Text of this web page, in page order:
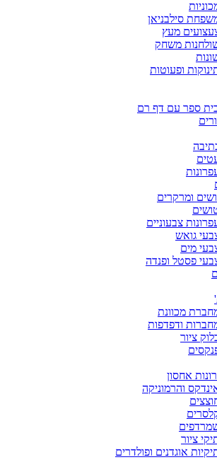
סילבניאן
מעץ
משחק
ופעוטות
ספר עם דף רם
ומרקרים
צבעוניים
גואש
מים
פסטל ופנדה
מכוונת
ודפדפות
ציור
אחסון
והרמוניקה
ציור
אוגדנים ופולדרים